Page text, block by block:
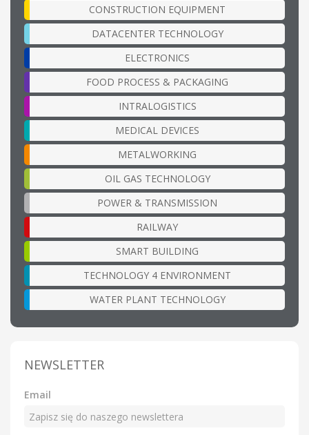
CONSTRUCTION EQUIPMENT
DATACENTER TECHNOLOGY
ELECTRONICS
FOOD PROCESS & PACKAGING
INTRALOGISTICS
MEDICAL DEVICES
METALWORKING
OIL GAS TECHNOLOGY
POWER & TRANSMISSION
RAILWAY
SMART BUILDING
TECHNOLOGY 4 ENVIRONMENT
WATER PLANT TECHNOLOGY
NEWSLETTER
Email